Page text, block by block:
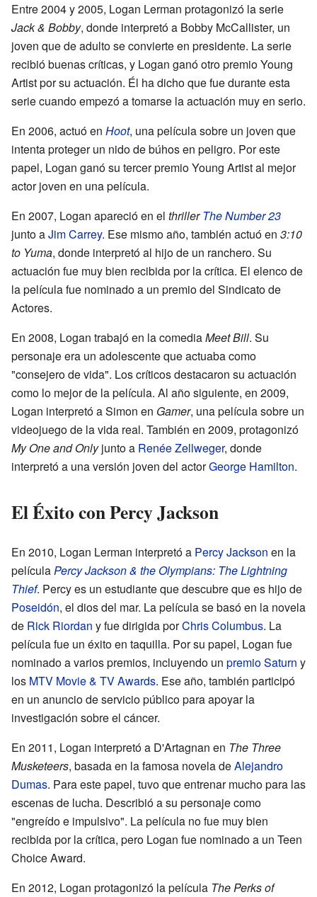
Entre 2004 y 2005, Logan Lerman protagonizó la serie
Jack & Bobby, donde interpretó a Bobby McCallister, un
joven que de adulto se convierte en presidente. La serie
recibió buenas críticas, y Logan ganó otro premio Young
Artist por su actuación. Él ha dicho que fue durante esta
serie cuando empezó a tomarse la actuación muy en serio.
En 2006, actuó en Hoot, una película sobre un joven que
intenta proteger un nido de búhos en peligro. Por este
papel, Logan ganó su tercer premio Young Artist al mejor
actor joven en una película.
En 2007, Logan apareció en el thriller The Number 23
junto aJim Carrey. Ese mismo año, también actuó en 3:10
to Yuma, donde interpretó al hijo de un ranchero. Su
actuación fue muy bien recibida por la crítica. El elenco de
la película fue nominado a un premio del Sindicato de
Actores.
En 2008, Logan trabajó en la comediaMeet Bill. Su
personaje era un adolescente que actuaba como
"consejero de vida". Los críticos destacaron su actuación
como lo mejor de la película. Al año siguiente, en 2009,
Logan interpretó a Simon en Gamer, una película sobre un
videojuego de la vida real. También en 2009, protagonizó
My One and Onlyjunto a Renée Zellweger, donde
interpretó a una versión joven del actorGeorge Hamilton.
El Éxito con Percy Jackson
En 2010, Logan Lerman interpretó a Percy Jackson en la
películaPercy Jackson & the Olympians: The Lightning
Thief. Percy es un estudiante que descubre que es hijo de
Poseidón, el dios del mar. La película se basó en la novela
de Rick Riordan y fue dirigida porChris Columbus. La
película fue un éxito en taquilla. Por su papel, Logan fue
nominado a varios premios, incluyendo un premio Saturn y
los MTV Movie & TV Awards. Ese año, también participó
en un anuncio de servicio público para apoyar la
investigación sobre el cáncer.
En 2011, Logan interpretó a D'Artagnan en The Three
Musketeers, basada en la famosa novela deAlejandro
Dumas. Para este papel, tuvo que entrenar mucho para las
escenas de lucha. Describió a su personaje como
"engreído e impulsivo". La película no fue muy bien
recibida por la crítica, pero Logan fue nominado a un Teen
Choice Award.
En 2012, Logan protagonizó la película The Perks of